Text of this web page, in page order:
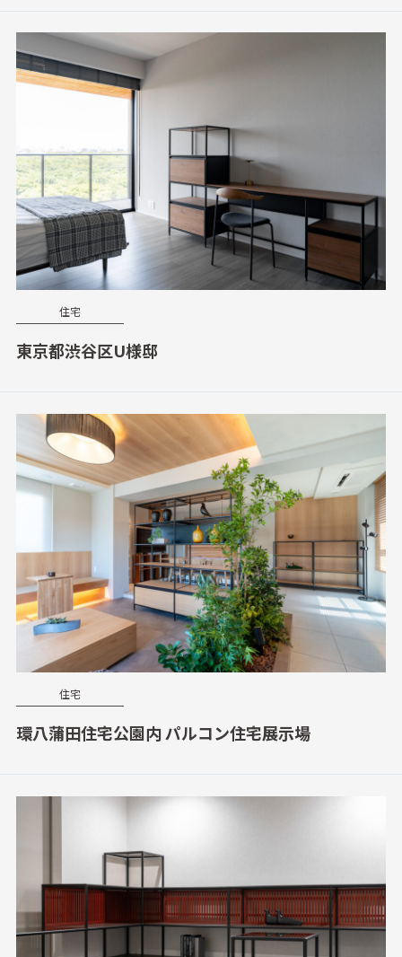
住宅
東京都渋谷区U様邸
住宅
環八蒲田住宅公園内 パルコン住宅展示場